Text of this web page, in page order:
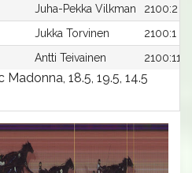
Juha-Pekka Vilkman
2100:2
Jukka Torvinen
2100:1
Antti Teivainen 2100:11
18.5, 19.5, 14.5